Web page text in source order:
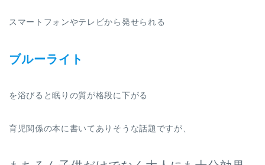
スマートフォンやテレビから発せられる
ブルーライト
を浴びると眠りの質が格段に下がる
育児関係の本に書いてありそうな話題ですが、